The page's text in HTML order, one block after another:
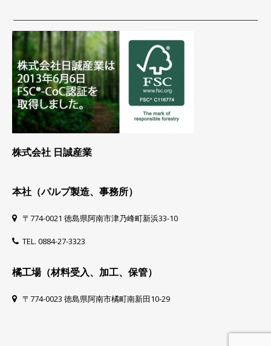
株式会社 日誠産業
本社（パルプ製造、事務所）
〒774-0021 徳島県阿南市津乃峰町新浜33-10
TEL. 0884-27-3323
橘工場（材料受入、加工、保管）
〒774-0023 徳島県阿南市橘町南新田10-29